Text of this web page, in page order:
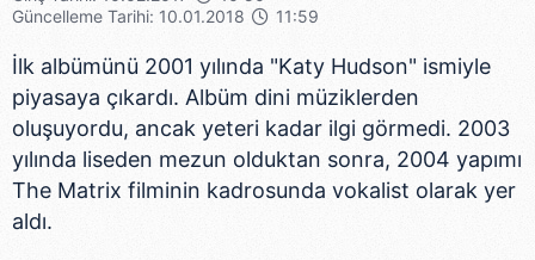
Güncelleme Tarihi: 10.01.2018
11:59
İlk albümünü 2001 yılında "Katy Hudson" ismiyle
piyasaya çıkardı. Albüm dini müziklerden
oluşuyordu, ancak yeteri kadar ilgi görmedi. 2003
yılında liseden mezun olduktan sonra, 2004 yapımı
The Matrix filminin kadrosunda vokalist olarak yer
aldı.